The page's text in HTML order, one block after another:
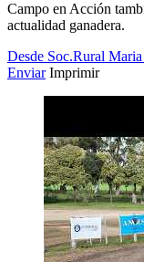
Campo en Acción
actualidad ganadera.
Desde Soc.Rural
Enviar Imprimir